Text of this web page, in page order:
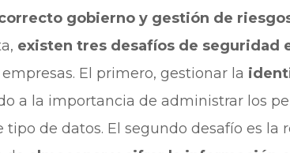
gobierno y gestión de
existen tres desafíos de seguridad
El primero, gestionar la
a la importancia de administrar los
tipo de datos. El segundo desafío es